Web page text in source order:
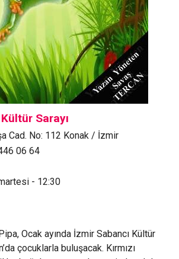
Sarayı
Cad. No: 112 Konak / İzmir
06 64
- 12:30
Ocak ayında İzmir Sabancı Kültür
çocuklarla buluşacak. Kırmızı